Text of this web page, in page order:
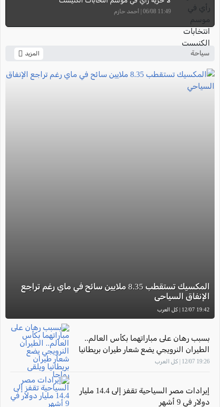
11:49 06/08 | أحمد حازم
سياحة المزيد
المكسيك تستقطب 8.35 ملايين سائح في ماي رغم تراجع
الإنفاق السياحي
19:42 12/07 | كل العرب
بسبب رهان على مباراتهما بكأس العالم..
الطيران النرويجي يضع شعار طيران بريطانيا
ويلقى رواجا
19:26 12/07 | كل العرب
إيرادات مصر السياحية تقفز إلى 14.4 مليار
دولار في 9 أشهر